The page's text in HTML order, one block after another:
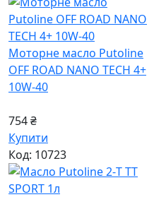
Моторне масло Putoline
OFF ROAD NANO TECH 4+
10W-40
754 ₴
Купити
Код: 10723